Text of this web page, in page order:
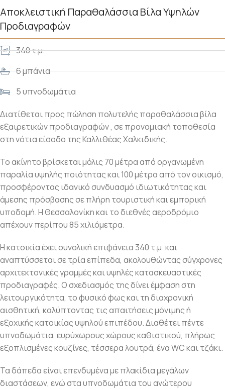
Αποκλειστική Παραθαλάσσια Βίλα Υψηλών
Προδιαγραφών
340 τ.μ.
6 μπάνια
5 υπνοδωμάτια
Διατίθεται προς πώληση πολυτελής παραθαλάσσια βίλα
εξαιρετικών προδιαγραφών , σε προνομιακή τοποθεσία
στη νότια είσοδο της Καλλιθέας Χαλκιδικής.
Το ακίνητο βρίσκεται μόλις 70 μέτρα από οργανωμένη
παραλία υψηλής ποιότητας και 100 μέτρα από τον οικισμό,
προσφέροντας ιδανικό συνδυασμό ιδιωτικότητας και
άμεσης πρόσβασης σε πλήρη τουριστική και εμπορική
υποδομή. Η Θεσσαλονίκη και το διεθνές αεροδρόμιο
απέχουν περίπου 85 χιλιόμετρα.
Η κατοικία έχει συνολική επιφάνεια 340 τ.μ. και
αναπτύσσεται σε τρία επίπεδα, ακολουθώντας σύγχρονες
αρχιτεκτονικές γραμμές και υψηλές κατασκευαστικές
προδιαγραφές. Ο σχεδιασμός της δίνει έμφαση στη
λειτουργικότητα, το φυσικό φως και τη διαχρονική
αισθητική, καλύπτοντας τις απαιτήσεις μόνιμης ή
εξοχικής κατοικίας υψηλού επιπέδου. Διαθέτει πέντε
υπνοδωμάτια, ευρύχωρους χώρους καθιστικού, πλήρως
εξοπλισμένες κουζίνες, τέσσερα λουτρά, ένα WC και τζάκι.
Τα δάπεδα είναι επενδυμένα με πλακίδια μεγάλων
διαστάσεων, ενώ στα υπνοδωμάτια του ανώτερου